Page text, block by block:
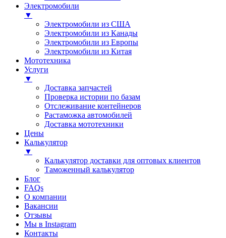
Электромобили
▼
Электромобили из США
Электромобили из Канады
Электромобили из Европы
Электромобили из Китая
Мототехника
Услуги
▼
Доставка запчастей
Проверка истории по базам
Отслеживание контейнеров
Растаможка автомобилей
Доставка мототехники
Цены
Калькулятор
▼
Калькулятор доставки для оптовых клиентов
Таможенный калькулятор
Блог
FAQs
О компании
Вакансии
Отзывы
Мы в Instagram
Контакты